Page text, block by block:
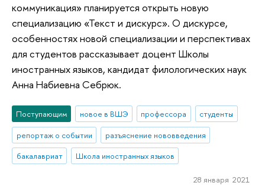
коммуникация» планируется открыть новую
специализацию «Текст и дискурс». О дискурсе,
особенностях новой специализации и перспективах
для студентов рассказывает доцент Школы
иностранных языков, кандидат филологических наук
Анна Набиевна Себрюк.
Поступающим новое в ВШЭ профессора
студенты
репортаж о событии
разъяснение нововведения
бакалавриат
Школа иностранных языков
28 января 2021